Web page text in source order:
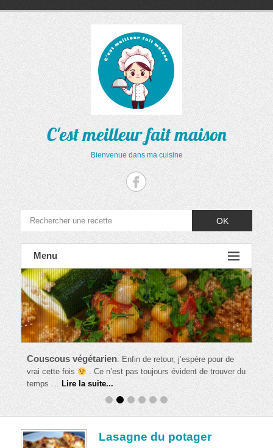
C'est meilleur fait maison
Bienvenue dans ma cuisine
OK
Menu
Couscous végétarien: Enfin de retour, j’espère pour de
vrai cette fois
. Ce n’est pas toujours évident de trouver du
temps … Lire la suite...
Lasagne du potager